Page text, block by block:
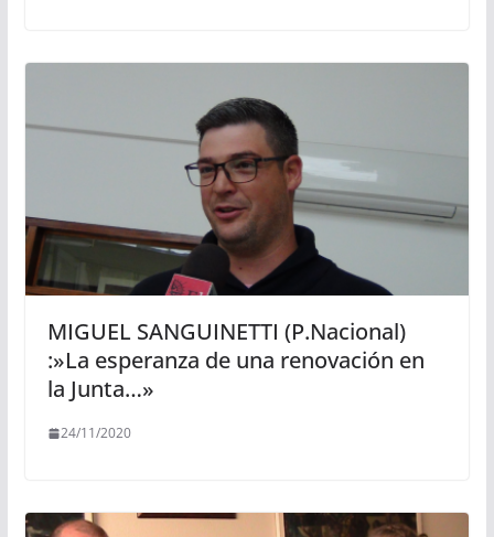
MIGUEL SANGUINETTI (P.Nacional)
:»La esperanza de una renovación en
la Junta…»
24/11/2020